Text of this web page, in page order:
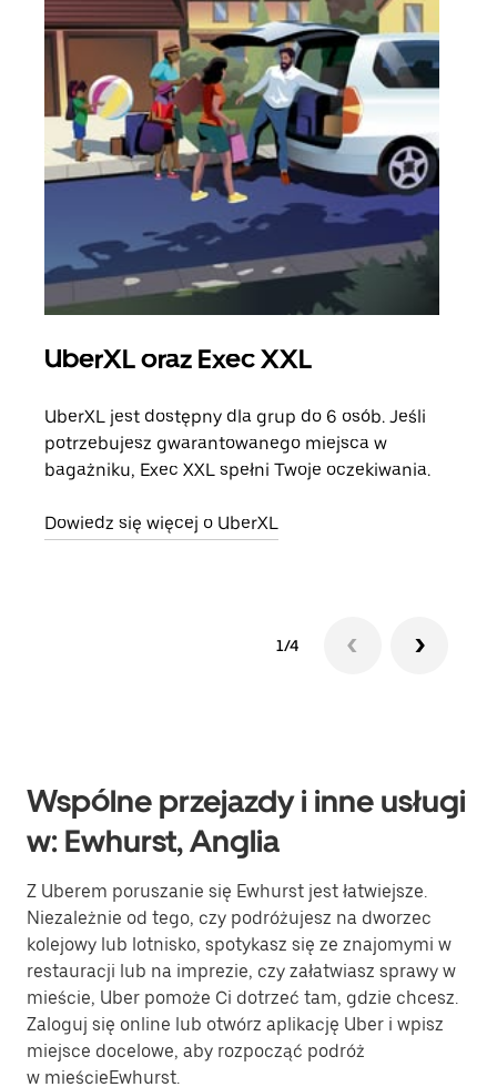
UberXL oraz Exec XXL
UberXL jest dostępny dla grup do 6 osób. Jeśli
potrzebujesz gwarantowanego miejsca w
bagażniku, Exec XXL spełni Twoje oczekiwania.
Dowiedz się więcej o UberXL
1/4
Wspólne przejazdy i inne usługi
w: Ewhurst, Anglia
Z Uberem poruszanie się Ewhurst jest łatwiejsze.
Niezależnie od tego, czy podróżujesz na dworzec
kolejowy lub lotnisko, spotykasz się ze znajomymi w
restauracji lub na imprezie, czy załatwiasz sprawy w
mieście, Uber pomoże Ci dotrzeć tam, gdzie chcesz.
Zaloguj się online lub otwórz aplikację Uber i wpisz
miejsce docelowe, aby rozpocząć podróż
w mieścieEwhurst.